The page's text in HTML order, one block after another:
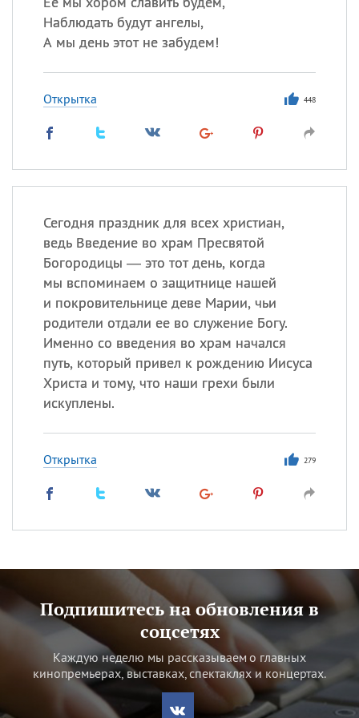
Наблюдать будут ангелы,
А мы день этот не забудем!
Открытка 448
Сегодня праздник для всех христиан,
ведь Введение во храм Пресвятой
Богородицы — это тот день, когда
мы вспоминаем о защитнице нашей
и покровительнице деве Марии, чьи
родители отдали ее во служение Богу.
Именно со введения во храм начался
путь, который привел к рождению Иисуса
Христа и тому, что наши грехи были
искуплены.
Открытка 279
Подпишитесь на обновления в
соцсетях
Каждую неделю мы рассказываем о главных
кинопремьерах, выставках, спектаклях и концертах.